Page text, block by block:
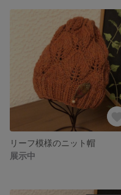
リーフ模様のニット帽
展示中